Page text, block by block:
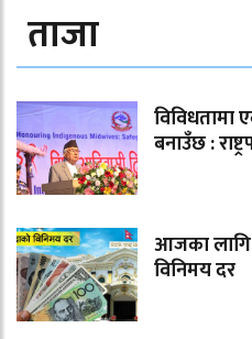
ताजा
विविधतामा
बनाउँछ :
आजका लागि
विनिमय दर